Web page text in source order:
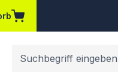
Merkzettel